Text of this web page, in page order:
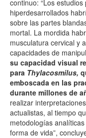
continuo: “Los
hiperdesarrollados
sobre las partes
mortal. La mordida
musculatura cervical y
capacidades de
su capacidad visual
para Thylacosmilus,
emboscada en las
durante millones de
realizar
actualistas, al tiempo
metodologías
forma de vida”,